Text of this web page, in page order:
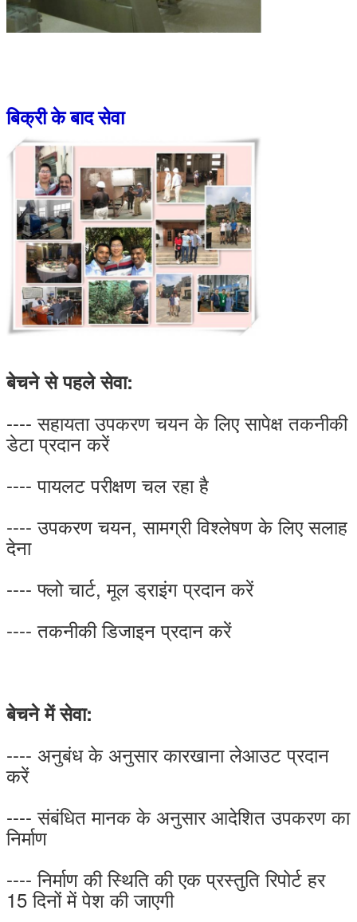
बिक्री के बाद सेवा
बेचने से पहले सेवा:
---- सहायता उपकरण चयन के लिए सापेक्ष तकनीकी
डेटा प्रदान करें
---- पायलट परीक्षण चल रहा है
---- उपकरण चयन, सामग्री विश्लेषण के लिए सलाह
देना
---- फ्लो चार्ट, मूल ड्राइंग प्रदान करें
---- तकनीकी डिजाइन प्रदान करें
बेचने में सेवा:
---- अनुबंध के अनुसार कारखाना लेआउट प्रदान
करें
---- संबंधित मानक के अनुसार आदेशित उपकरण का
निर्माण
---- निर्माण की स्थिति की एक प्रस्तुति रिपोर्ट हर
15 दिनों में पेश की जाएगी